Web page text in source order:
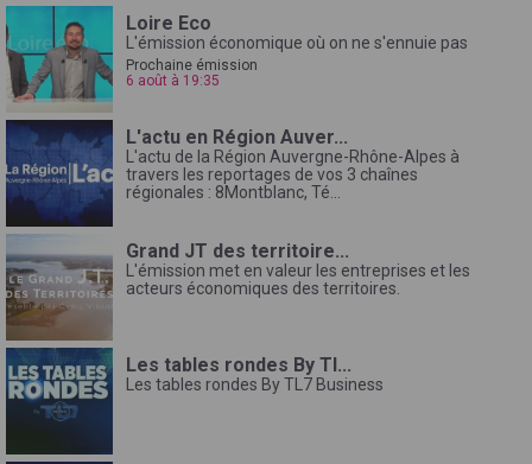
Loire Eco
L'émission économique où on ne s'ennuie pas
Prochaine émission
6 août à 19:35
L'actu en Région Auver...
L'actu de la Région Auvergne-Rhône-Alpes à
travers les reportages de vos 3 chaînes
régionales : 8Montblanc, Té...
Grand JT des territoire...
L'émission met en valeur les entreprises et les
acteurs économiques des territoires.
Les tables rondes By Tl...
Les tables rondes By TL7 Business